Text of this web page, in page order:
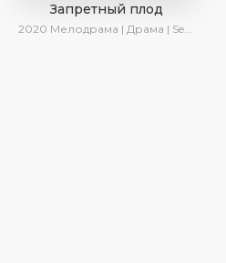
Запретный плод
2020 Мелодрама | Драма | SesDizi